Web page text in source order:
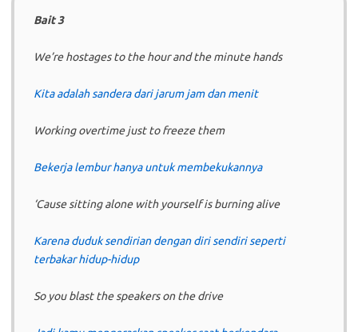
Bait 3
We’re hostages to the hour and the minute hands
Kita adalah sandera dari jarum jam dan menit
Working overtime just to freeze them
Bekerja lembur hanya untuk membekukannya
‘Cause sitting alone with yourself is burning alive
Karena duduk sendirian dengan diri sendiri seperti
terbakar hidup-hidup
So you blast the speakers on the drive